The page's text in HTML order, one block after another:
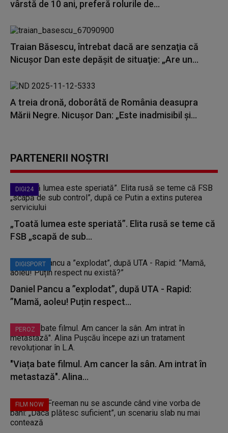
vârstă de 10 ani, preferă rolurile de...
Traian Băsescu, întrebat dacă are senzaţia că
Nicuşor Dan este depăşit de situaţie: „Are un...
A treia dronă, doborâtă de România deasupra
Mării Negre. Nicuşor Dan: „Este inadmisibil şi...
PARTENERII NOȘTRI
DIGI24
„Toată lumea este speriată”. Elita rusă se teme că
FSB „scapă de sub...
DIGISPORT
Daniel Pancu a ”explodat”, după UTA - Rapid:
”Mamă, aoleu! Puțin respect...
PEROZ
"Viața bate filmul. Am cancer la sân. Am intrat în
metastază". Alina...
FILM NOW